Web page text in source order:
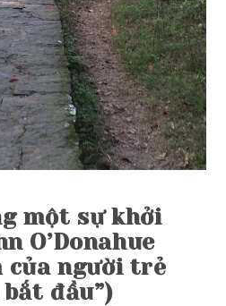
một sự khởi
O’Donahue
của người trẻ
đầu”)